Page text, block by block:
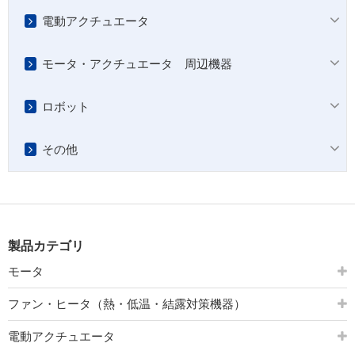
電動アクチュエータ
モータ・アクチュエータ 周辺機器
ロボット
その他
製品カテゴリ
モータ
ファン・ヒータ（熱・低温・結露対策機器）
電動アクチュエータ